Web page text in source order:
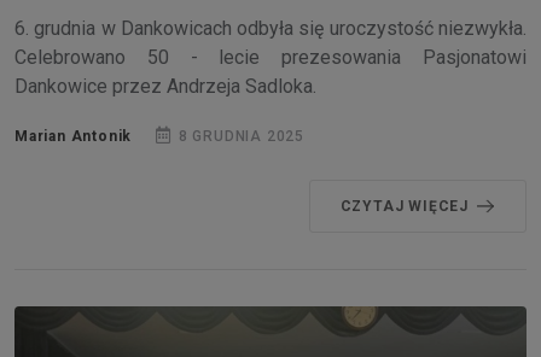
6. grudnia w Dankowicach odbyła się uroczystość niezwykła.
Celebrowano 50 - lecie prezesowania Pasjonatowi
Dankowice przez Andrzeja Sadloka.
Marian Antonik 8 GRUDNIA 2025
CZYTAJ WIĘCEJ